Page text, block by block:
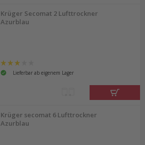
Krüger Secomat 2 Lufttrockner
Azurblau
Lieferbar ab eigenem Lager
Krüger secomat 6 Lufttrockner
Azurblau